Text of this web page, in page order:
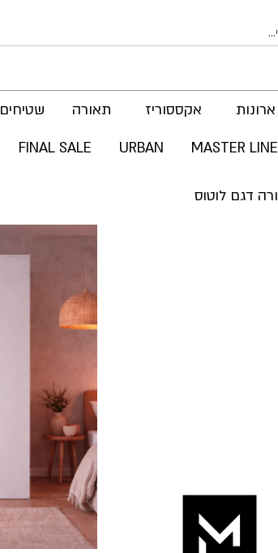
ארונות אקססוריז תאורה שטיחים
MASTER LINE
URBAN
FINAL SALE